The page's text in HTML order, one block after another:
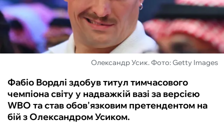
ІНШІ
БУКМЕКЕРИ
Олександр Усик. Фото: Getty Images
Фабіо Вордлі здобув титул тимчасового
чемпіона світу у надважкій вазі за версією
WBO та став обов'язковим претендентом на
бій з Олександром Усиком.